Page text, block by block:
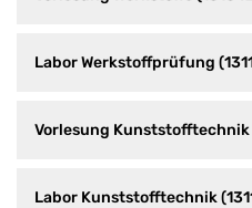
Labor Werkstoffprüfung
Vorlesung Kunststofftechnik
Labor Kunststofftechnik